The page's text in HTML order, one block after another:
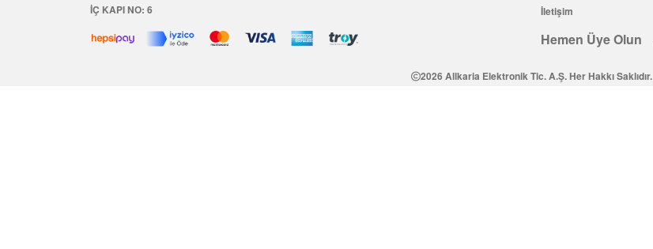
İÇ KAPI NO: 6
İletişim
Hemen Üye Olun
2026 Allkaria Elektronik Tic. A.Ş. Her Hakkı Saklıdır.